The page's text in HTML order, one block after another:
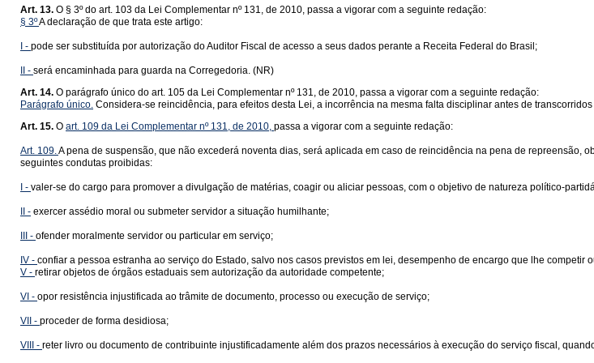
Art. 13. O § 3º do art. 103 da Lei Complementar nº 131, de 2010, passa a vigorar com a seguinte redação:
§ 3ºA declaração de que trata este artigo:
I - pode ser substituída por autorização do Auditor Fiscal de acesso a seus dados perante a Receita Federal do Brasil;
II - será encaminhada para guarda na Corregedoria. (NR)
Art. 14. O parágrafo único do art. 105 da Lei Complementar nº 131, de 2010, passa a vigorar com a seguinte redação:
Parágrafo único. Considera-se reincidência, para efeitos desta Lei, a incorrência na mesma falta disciplinar antes de
Art. 15. O art. 109 da Lei Complementar nº 131, de 2010, passa a vigorar com a seguinte redação:
Art. 109.A pena de suspensão, que não excederá noventa dias, será aplicada em caso de reincidência na pena de repreensão,
seguintes condutas proibidas:
I - valer-se do cargo para promover a divulgação de matérias, coagir ou aliciar pessoas, com o objetivo de natureza político-
II - exercer assédio moral ou submeter servidor a situação humilhante;
III - ofender moralmente servidor ou particular em serviço;
IV - confiar a pessoa estranha ao serviço do Estado, salvo nos casos previstos em lei, desempenho de encargo que lhe competir
V - retirar objetos de órgãos estaduais sem autorização da autoridade competente;
VI - opor resistência injustificada ao trâmite de documento, processo ou execução de serviço;
VII - proceder de forma desidiosa;
VIII - reter livro ou documento de contribuinte injustificadamente além dos prazos necessários à execução do serviço fiscal,